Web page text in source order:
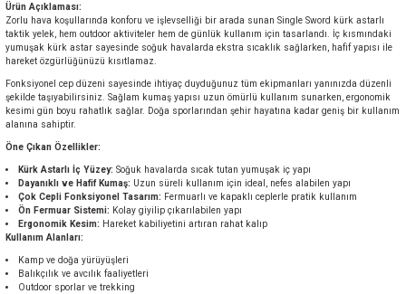
Ürün Açıklaması:
Zorlu hava koşullarında konforu ve işlevselliği bir arada sunan Single Sword kürk astarlı
taktik yelek, hem outdoor aktiviteler hem de günlük kullanım için tasarlandı. İç kısmındaki
yumuşak kürk astar sayesinde soğuk havalarda ekstra sıcaklık sağlarken, hafif yapısı ile
hareket özgürlüğünüzü kısıtlamaz.
Fonksiyonel cep düzeni sayesinde ihtiyaç duyduğunuz tüm ekipmanları yanınızda düzenli
şekilde taşıyabilirsiniz. Sağlam kumaş yapısı uzun ömürlü kullanım sunarken, ergonomik
kesimi gün boyu rahatlık sağlar. Doğa sporlarından şehir hayatına kadar geniş bir kullanım
alanına sahiptir.
Öne Çıkan Özellikler:
Kürk Astarlı İç Yüzey: Soğuk havalarda sıcak tutan yumuşak iç yapı
Dayanıklı ve Hafif Kumaş: Uzun süreli kullanım için ideal, nefes alabilen yapı
Çok Cepli Fonksiyonel Tasarım: Fermuarlı ve kapaklı ceplerle pratik kullanım
Ön Fermuar Sistemi: Kolay giyilip çıkarılabilen yapı
Ergonomik Kesim: Hareket kabiliyetini artıran rahat kalıp
Kullanım Alanları:
Kamp ve doğa yürüyüşleri
Balıkçılık ve avcılık faaliyetleri
Outdoor sporlar ve trekking